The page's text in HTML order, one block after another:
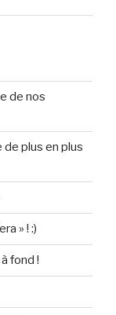
de nos
plus en plus
» ! :)
fond !